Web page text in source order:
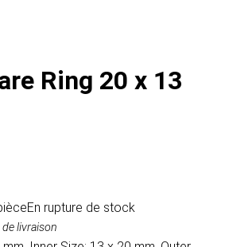
Ring 20 x 13
En rupture de stock
livraison